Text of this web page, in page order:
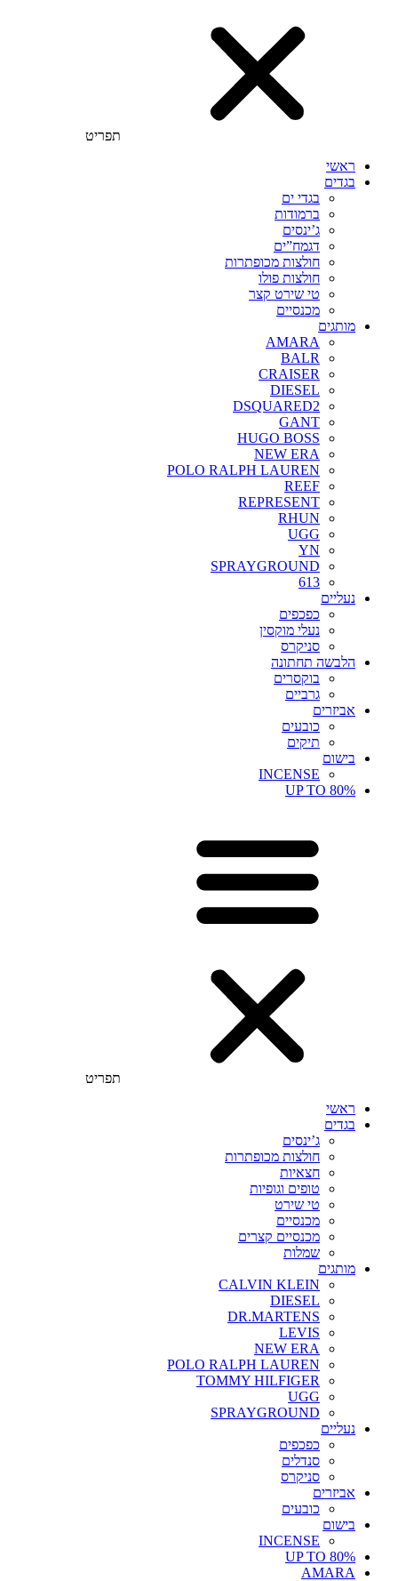
תפריט
ראשי
בגדים
בגדי ים
ברמודות
ג’ינסים
דגמח”ים
חולצות מכופתרות
חולצות פולו
טי שירט קצר
מכנסיים
מותגים
AMARA
BALR
CRAISER
DIESEL
DSQUARED2
GANT
HUGO BOSS
NEW ERA
POLO RALPH LAUREN
REEF
REPRESENT
RHUN
UGG
YN
SPRAYGROUND
613
נעליים
כפכפים
נעלי מוקסין
סניקרס
הלבשה תחתונה
בוקסרים
גרביים
אביזרים
כובעים
תיקים
בישום
INCENSE
UP TO 80%
תפריט
ראשי
בגדים
ג’ינסים
חולצות מכופתרות
חצאיות
טופים וגופיות
טי שירט
מכנסיים
מכנסיים קצרים
שמלות
מותגים
CALVIN KLEIN
DIESEL
DR.MARTENS
LEVIS
NEW ERA
POLO RALPH LAUREN
TOMMY HILFIGER
UGG
SPRAYGROUND
נעליים
כפכפים
סנדלים
סניקרס
אביזרים
כובעים
בישום
INCENSE
UP TO 80%
AMARA